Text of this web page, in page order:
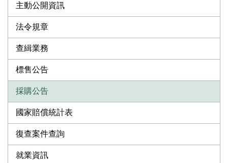
主動公開資訊
法令規章
查緝業務
標售公告
採購公告
國家賠償統計表
復查案件查詢
就業資訊